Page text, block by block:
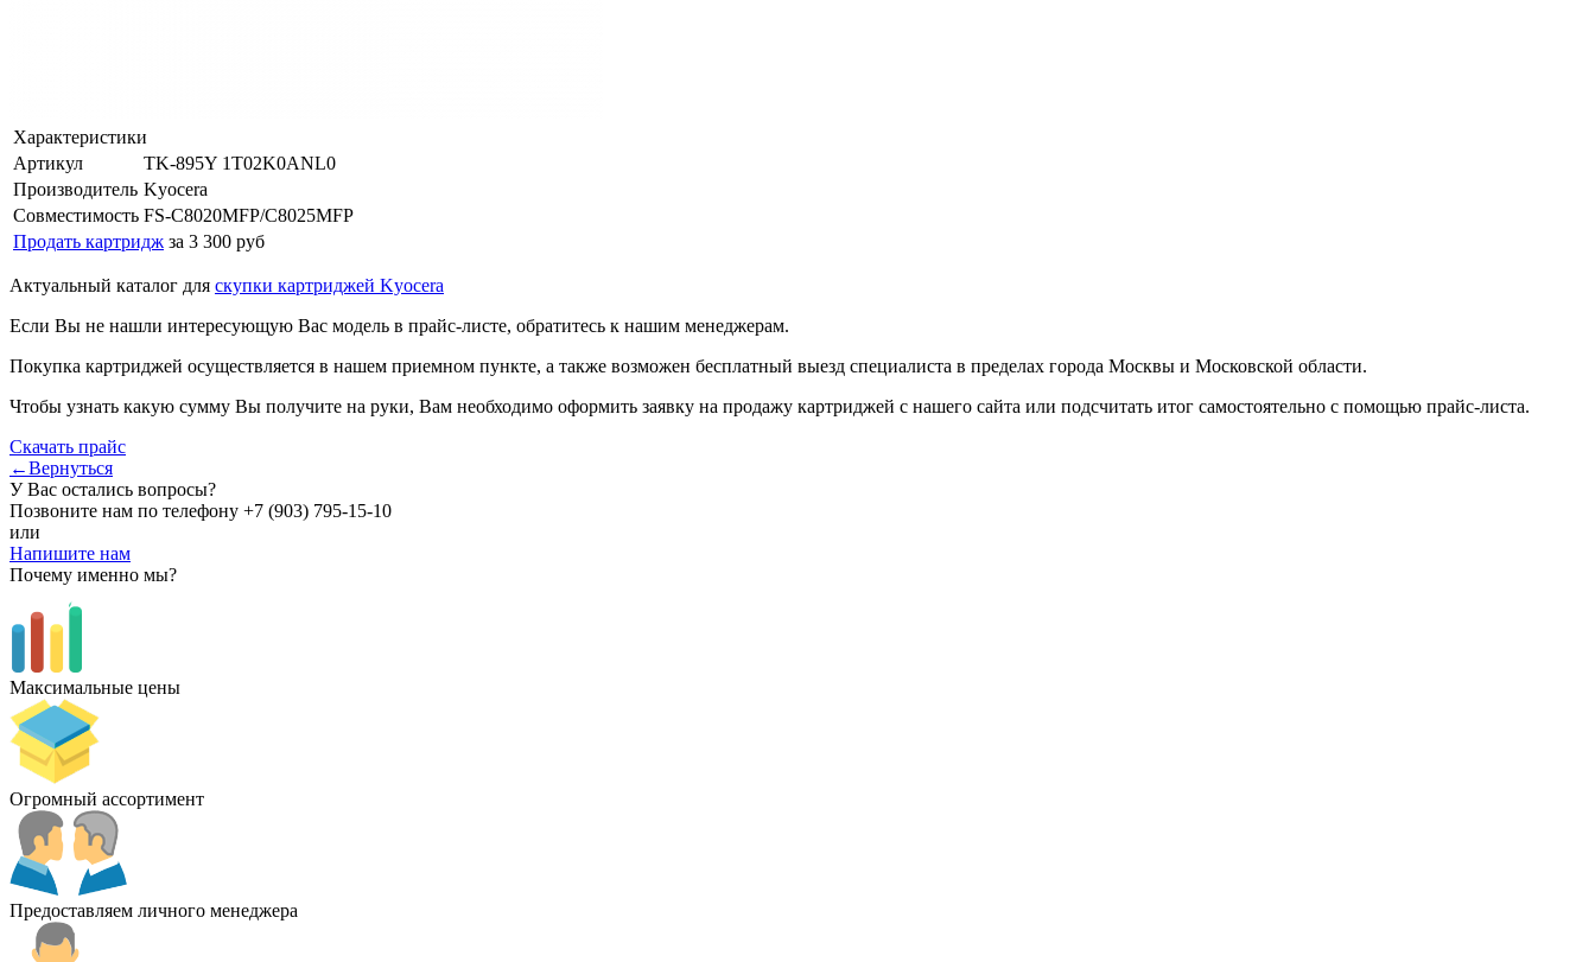
Характеристики
Артикул
TK-895Y 1T02K0ANL0
Производитель Kyocera
Совместимость FS-C8020MFP/C8025MFP
Продать картридж за 3 300 руб
Актуальный каталог для скупки картриджей Kyocera
Если Вы не нашли интересующую Вас модель в прайс-листе, обратитесь к нашим менеджерам.
Покупка картриджей осуществляется в нашем приемном пункте, а также возможен бесплатный выезд специалиста в пределах города Москвы и Московской области.
Чтобы узнать какую сумму Вы получите на руки, Вам необходимо оформить заявку на продажу картриджей с нашего сайта или подсчитать итог самостоятельно с помощью прайс-листа.
Скачать прайс
←Вернуться
У Вас остались вопросы?
Позвоните нам по телефону +7 (903) 795-15-10
или
Напишите нам
Почему именно мы?
Максимальные цены
Огромный ассортимент
Предоставляем личного менеджера